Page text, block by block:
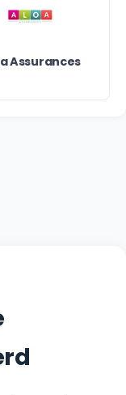
Assurances